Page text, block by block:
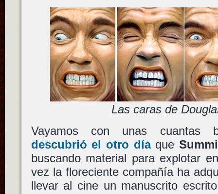
Las caras de
Vayamos con unas cuantas
descubrió el otro díaque
buscando material para explotar
vez la floreciente compañía ha
llevar al cine un manuscrito